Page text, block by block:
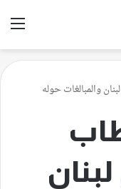
والمبالغات حوله